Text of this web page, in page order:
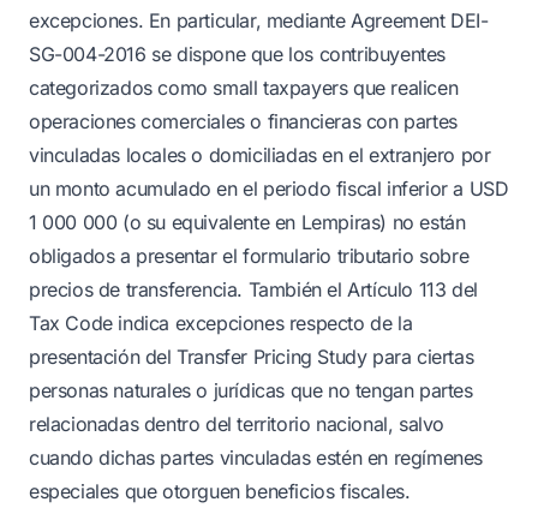
excepciones. En particular, mediante Agreement DEI-
SG-004-2016 se dispone que los contribuyentes
categorizados como small taxpayers que realicen
operaciones comerciales o financieras con partes
vinculadas locales o domiciliadas en el extranjero por
un monto acumulado en el periodo fiscal inferior a USD
1 000 000 (o su equivalente en Lempiras) no están
obligados a presentar el formulario tributario sobre
precios de transferencia. También el Artículo 113 del
Tax Code indica excepciones respecto de la
presentación del Transfer Pricing Study para ciertas
personas naturales o jurídicas que no tengan partes
relacionadas dentro del territorio nacional, salvo
cuando dichas partes vinculadas estén en regímenes
especiales que otorguen beneficios fiscales.